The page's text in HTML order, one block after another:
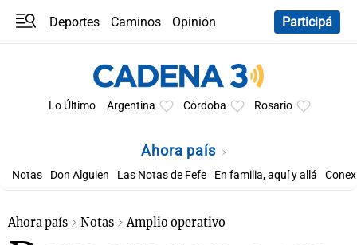
Deportes Caminos
Opinión
Participá
Lo Último Argentina Córdoba Rosario
Ahora país
Notas Don Alguien Las Notas de Fefe En familia, aquí y allá
Ahora país Notas Amplio operativo